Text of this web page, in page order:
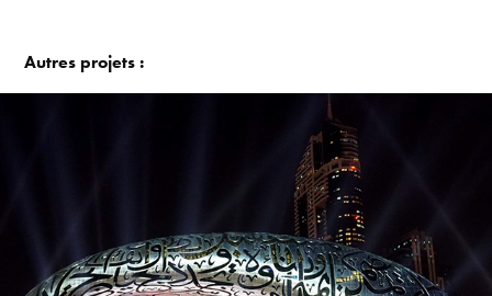
Autres projets :
DUBAI - MUSEUM OF THE FUTURE